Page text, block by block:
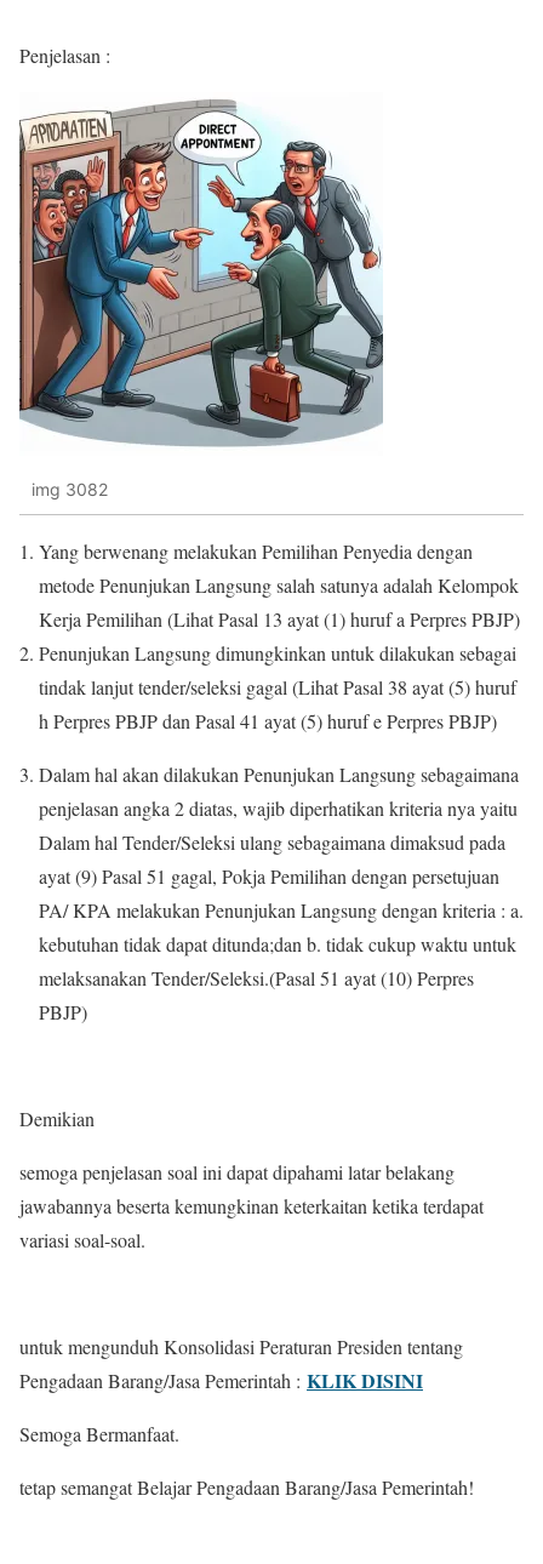
Penjelasan :
img 3082
Yang berwenang melakukan Pemilihan Penyedia dengan
metode Penunjukan Langsung salah satunya adalah Kelompok
Kerja Pemilihan (Lihat Pasal 13 ayat (1) huruf a Perpres PBJP)
Penunjukan Langsung dimungkinkan untuk dilakukan sebagai
tindak lanjut tender/seleksi gagal (Lihat Pasal 38 ayat (5) huruf
h Perpres PBJP dan Pasal 41 ayat (5) huruf e Perpres PBJP)
Dalam hal akan dilakukan Penunjukan Langsung sebagaimana
penjelasan angka 2 diatas, wajib diperhatikan kriteria nya yaitu
Dalam hal Tender/Seleksi ulang sebagaimana dimaksud pada
ayat (9) Pasal 51 gagal, Pokja Pemilihan dengan persetujuan
PA/ KPA melakukan Penunjukan Langsung dengan kriteria : a.
kebutuhan tidak dapat ditunda;dan b. tidak cukup waktu untuk
melaksanakan Tender/Seleksi.(Pasal 51 ayat (10) Perpres
PBJP)
Demikian
semoga penjelasan soal ini dapat dipahami latar belakang
jawabannya beserta kemungkinan keterkaitan ketika terdapat
variasi soal-soal.
untuk mengunduh Konsolidasi Peraturan Presiden tentang
Pengadaan Barang/Jasa Pemerintah : KLIK DISINI
Semoga Bermanfaat.
tetap semangat Belajar Pengadaan Barang/Jasa Pemerintah!